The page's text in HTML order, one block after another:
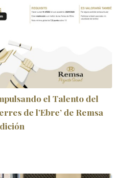
el Talento del
de l’Ebre’ de Remsa